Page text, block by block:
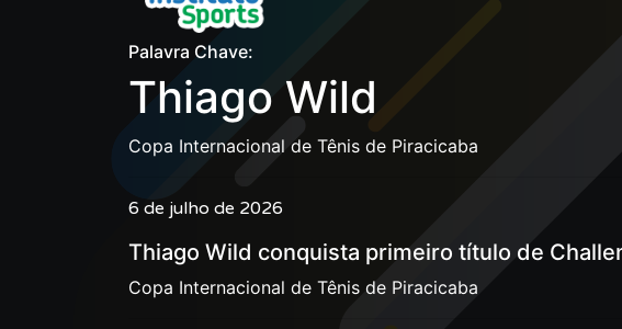
Palavra Chave:
Thiago Wild
Copa Internacional de Tênis de Piracicaba
6 de julho de 2026
Thiago Wild conquista primeiro título de
Copa Internacional de Tênis de Piracicaba